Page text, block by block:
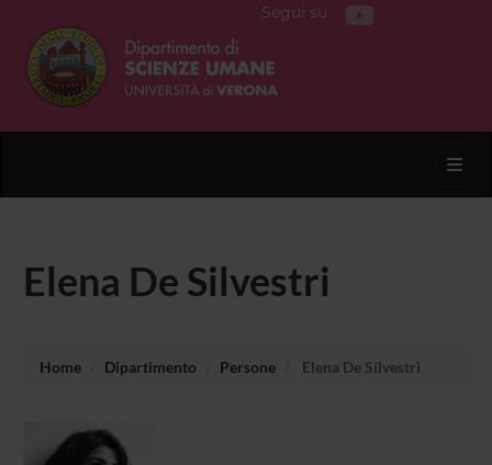
Segui su
Elena De Silvestri
Home Dipartimento Persone Elena De Silvestri